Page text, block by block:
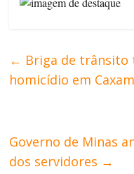
← Briga de trânsito
homicídio em
Governo de Minas
dos servidores →